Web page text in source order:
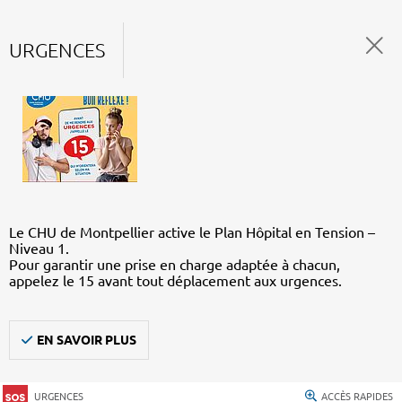
URGENCES
Le CHU de Montpellier active le Plan Hôpital en Tension –
Niveau 1.
Pour garantir une prise en charge adaptée à chacun,
appelez le 15 avant tout déplacement aux urgences.
EN SAVOIR PLUS
URGENCES ACCÈS RAPIDES